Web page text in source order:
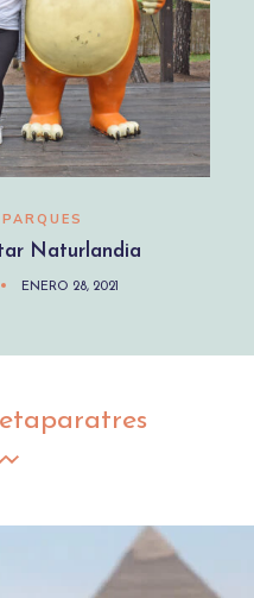
PARQUES
Naturlandia
ENERO 28, 2021